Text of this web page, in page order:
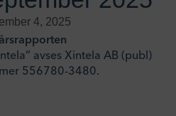
4, 2025
avses Xintela AB (publ)
556780-3480.